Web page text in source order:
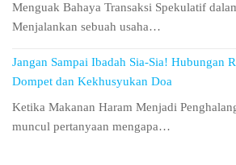
Menguak Bahaya Transaksi Spekulatif
Menjalankan sebuah usaha…
Jangan Sampai Ibadah Sia-Sia! Hubungan
Dompet dan Kekhusyukan Doa
Ketika Makanan Haram Menjadi
muncul pertanyaan mengapa…